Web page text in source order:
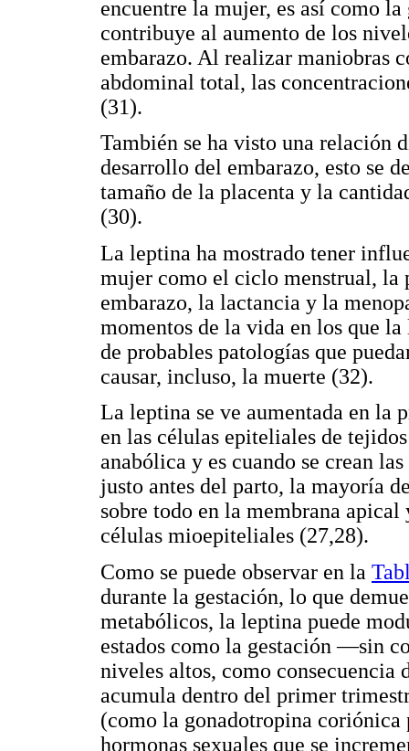
encuentre la mujer, es así como
contribuye al aumento de los
embarazo. Al realizar maniobras
abdominal total, las
(31).
También se ha visto una relación
desarrollo del embarazo, esto se
tamaño de la placenta y la
(30).
La leptina ha mostrado tener
mujer como el ciclo menstrual, la
embarazo, la lactancia y la
momentos de la vida en los que
de probables patologías que
causar, incluso, la muerte (32).
La leptina se ve aumentada en la
en las células epiteliales de
anabólica y es cuando se crean
justo antes del parto, la mayoría
sobre todo en la membrana
células mioepiteliales (27,28).
Como se puede observar en la
durante la gestación, lo que
metabólicos, la leptina puede
estados como la gestación —sin
niveles altos, como consecuencia
acumula dentro del primer
(como la gonadotropina coriónica
hormonas sexuales que se